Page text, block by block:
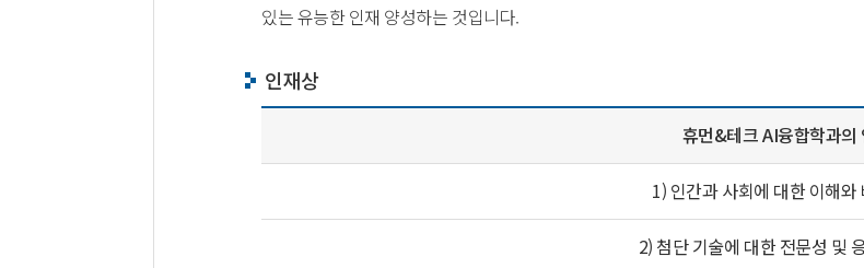
있는 유능한 인재 양성하는 것입니다.
인재상
휴먼&테크 AI융합학과의
1) 인간과 사회에 대한 이해
2) 첨단 기술에 대한 전문성 및